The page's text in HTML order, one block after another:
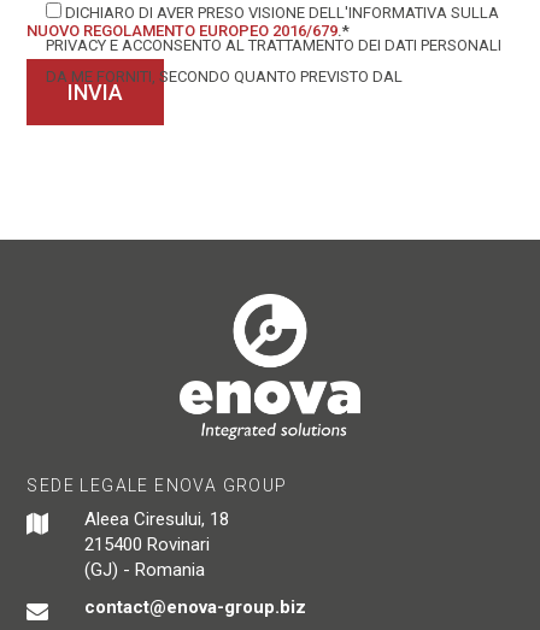
DICHIARO DI AVER PRESO VISIONE DELL'INFORMATIVA SULLA
PRIVACY E ACCONSENTO AL TRATTAMENTO DEI DATI PERSONALI
DA ME FORNITI, SECONDO QUANTO PREVISTO DAL
NUOVO REGOLAMENTO EUROPEO 2016/679.*
SEDE LEGALE ENOVA GROUP
Aleea Ciresului, 18
215400 Rovinari
(GJ) - Romania
contact@enova-group.biz